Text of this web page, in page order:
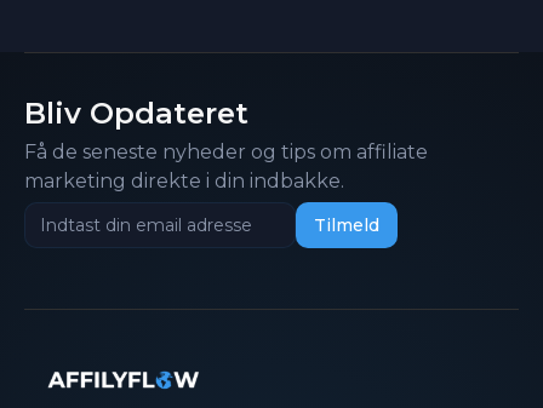
Bliv Opdateret
Få de seneste nyheder og tips om affiliate
marketing direkte i din indbakke.